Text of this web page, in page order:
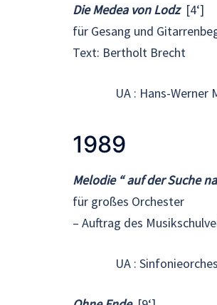
Die Medea von Lodz [4‘]
für Gesang und
Text: Bertholt Brecht
UA : Hans-Werner
1989
Melodie “ auf der Suche
für großes Orchester
– Auftrag des
UA :